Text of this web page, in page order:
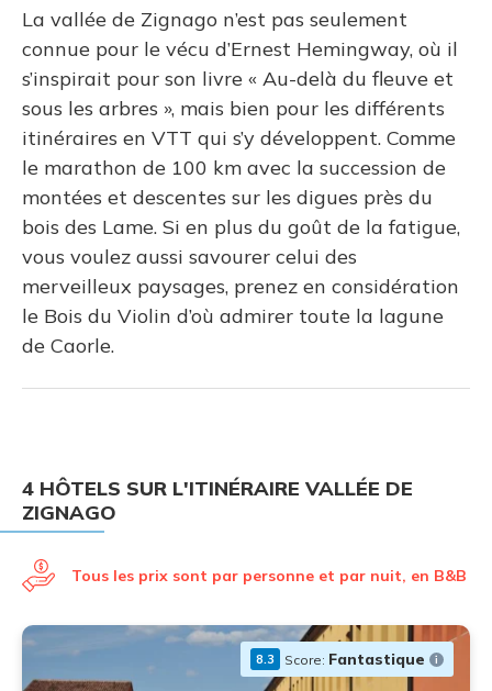
La vallée de Zignago n’est pas seulement
connue pour le vécu d’Ernest Hemingway, où il
s’inspirait pour son livre « Au-delà du fleuve et
sous les arbres », mais bien pour les différents
itinéraires en VTT qui s’y développent. Comme
le marathon de 100 km avec la succession de
montées et descentes sur les digues près du
bois des Lame. Si en plus du goût de la fatigue,
vous voulez aussi savourer celui des
merveilleux paysages, prenez en considération
le Bois du Violin d’où admirer toute la lagune
de Caorle.
4 HÔTELS SUR L'ITINÉRAIRE VALLÉE DE
ZIGNAGO
Tous les prix sont par personne et par nuit, en B&B
8.3 Score: Fantastique